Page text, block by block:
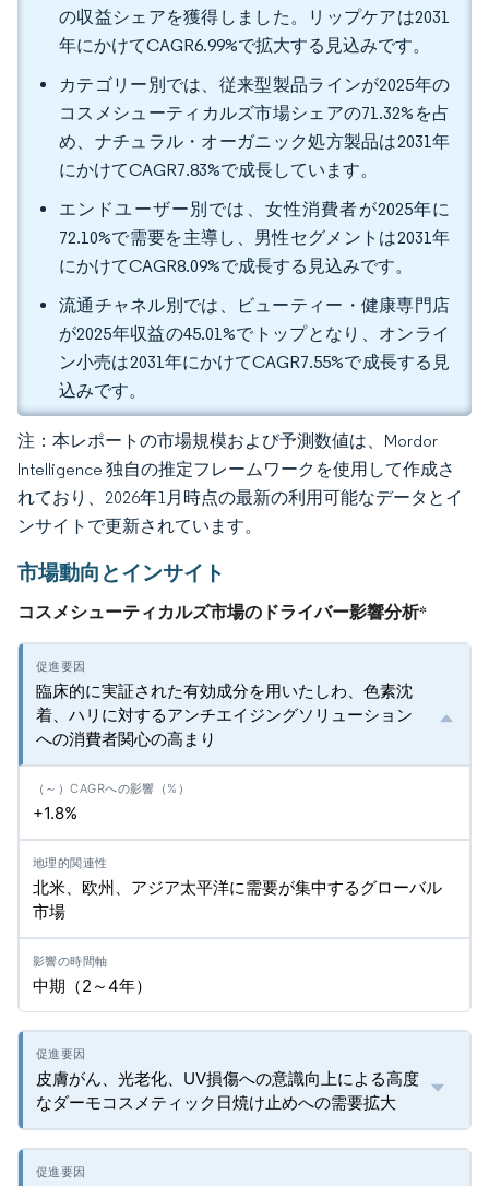
の収益シェアを獲得しました。リップケアは2031
年にかけてCAGR6.99%で拡大する見込みです。
カテゴリー別では、従来型製品ラインが2025年の
コスメシューティカルズ市場シェアの71.32%を占
め、ナチュラル・オーガニック処方製品は2031年
にかけてCAGR7.83%で成長しています。
エンドユーザー別では、女性消費者が2025年に
72.10%で需要を主導し、男性セグメントは2031年
にかけてCAGR8.09%で成長する見込みです。
流通チャネル別では、ビューティー・健康専門店
が2025年収益の45.01%でトップとなり、オンライ
ン小売は2031年にかけてCAGR7.55%で成長する見
込みです。
注：本レポートの市場規模および予測数値は、Mordor
Intelligence 独自の推定フレームワークを使用して作成さ
れており、2026年1月時点の最新の利用可能なデータとイ
ンサイトで更新されています。
市場動向とインサイト
コスメシューティカルズ市場のドライバー影響分析*
臨床的に実証された有効成分を用いたしわ、色素沈
着、ハリに対するアンチエイジングソリューション
への消費者関心の高まり
+1.8%
北米、欧州、アジア太平洋に需要が集中するグローバル
市場
中期（2～4年）
皮膚がん、光老化、UV損傷への意識向上による高度
なダーモコスメティック日焼け止めへの需要拡大